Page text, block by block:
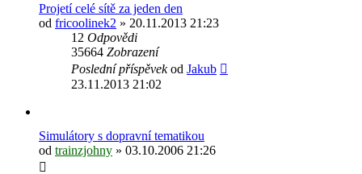
Projetí celé sítě za jeden den
od fricoolinek2 » 20.11.2013 21:23
12 Odpovědi
35664 Zobrazení
Poslední příspěvekod Jakub
23.11.2013 21:02
Simulátory s dopravní tematikou
od trainzjohny » 03.10.2006 21:26